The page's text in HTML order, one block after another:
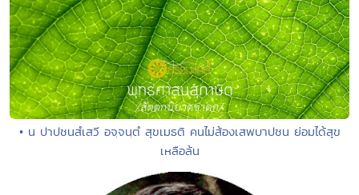
• น ปาปชนสํเสวี อจฺจนฺตํ สุขเมธติ คนไม่ส้องเสพบาปชน ย่อมได้สุข
เหลือล้น